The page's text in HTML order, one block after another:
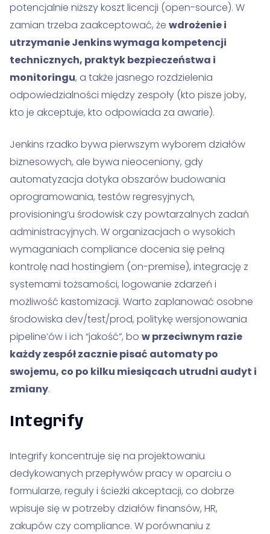
potencjalnie niższy koszt licencji (open-source). W
zamian trzeba zaakceptować, że wdrożenie i
utrzymanie Jenkins wymaga kompetencji
technicznych, praktyk bezpieczeństwa i
monitoringu, a także jasnego rozdzielenia
odpowiedzialności między zespoły (kto pisze joby,
kto je akceptuje, kto odpowiada za awarie).
Jenkins rzadko bywa pierwszym wyborem działów
biznesowych, ale bywa nieoceniony, gdy
automatyzacja dotyka obszarów budowania
oprogramowania, testów regresyjnych,
provisioning’u środowisk czy powtarzalnych zadań
administracyjnych. W organizacjach o wysokich
wymaganiach compliance docenia się pełną
kontrolę nad hostingiem (on-premise), integrację z
systemami tożsamości, logowanie zdarzeń i
możliwość kastomizacji. Warto zaplanować osobne
środowiska dev/test/prod, politykę wersjonowania
pipeline’ów i ich “jakość”, bo w przeciwnym razie
każdy zespół zacznie pisać automaty po
swojemu, co po kilku miesiącach utrudni audyt i
zmiany.
Integrify
Integrify koncentruje się na projektowaniu
dedykowanych przepływów pracy w oparciu o
formularze, reguły i ścieżki akceptacji, co dobrze
wpisuje się w potrzeby działów finansów, HR,
zakupów czy compliance. W porównaniu z